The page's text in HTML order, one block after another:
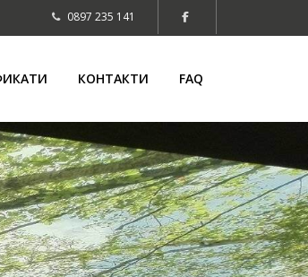
0897 235 141
КОНТАКТИ FAQ